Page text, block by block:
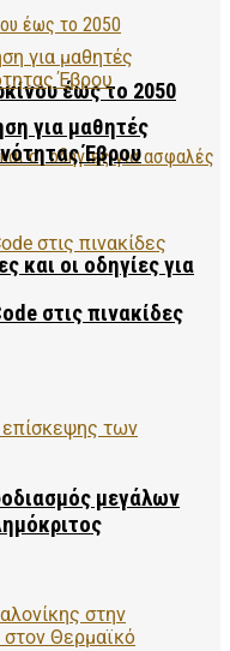
έως το 2050
και οι οδηγίες για
για μαθητές
Έβρου
στις πινακίδες
μεγάλων